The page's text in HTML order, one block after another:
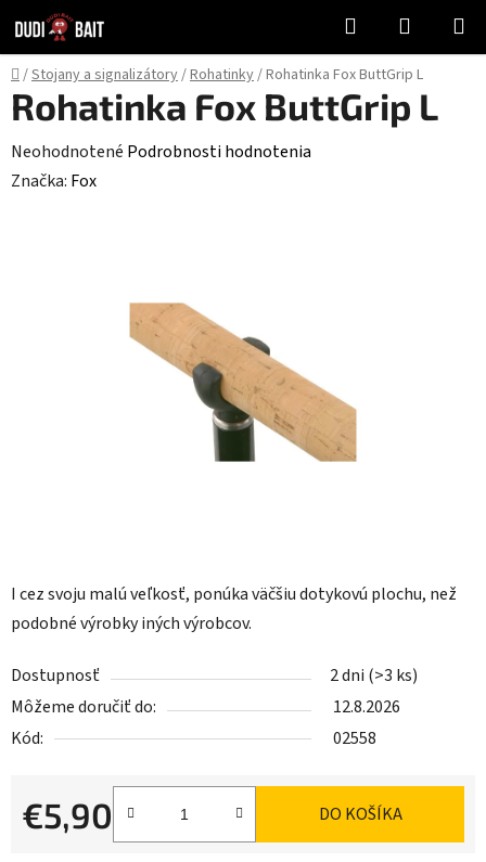
na
obsah
Hľadať
KOŠÍK
Domov
/Stojany a signalizátory/Rohatinky/Rohatinka Fox ButtGrip L
I cez svoju malú veľkosť, ponúka väčšiu dotykovú plochu, než
podobné výrobky iných výrobcov.
Dostupnosť 2 dni (>3 ks)
Môžeme doručiť do:
12.8.2026
Kód:
02558
€5,90
Jednotková cena:
DO KOŠÍKA
Rohatinka Fox ButtGrip L
Priemerné
hodnotenie
Neohodnotené Podrobnosti hodnotenia
Značka: Fox